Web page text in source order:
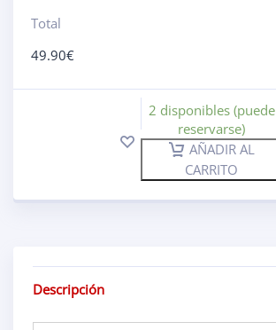
Total
49.90€
2 disponibles (puede
reservarse)
AÑADIR AL
CARRITO
Descripción